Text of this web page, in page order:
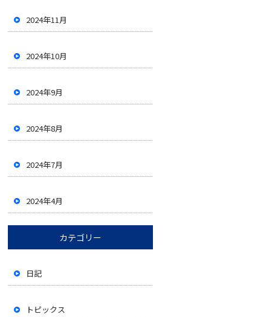
2024年11月
2024年10月
2024年9月
2024年8月
2024年7月
2024年4月
カテゴリー
日記
トピックス